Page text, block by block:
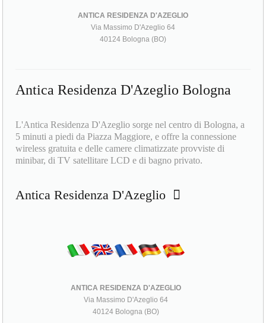
ANTICA RESIDENZA D'AZEGLIO
Via Massimo D'Azeglio 64
40124 Bologna (BO)
Antica Residenza D'Azeglio Bologna
L'Antica Residenza D'Azeglio sorge nel centro di Bologna, a
5 minuti a piedi da Piazza Maggiore, e offre la connessione
wireless gratuita e delle camere climatizzate provviste di
minibar, di TV satellitare LCD e di bagno privato.
Antica Residenza D'Azeglio
ANTICA RESIDENZA D'AZEGLIO
Via Massimo D'Azeglio 64
40124 Bologna (BO)